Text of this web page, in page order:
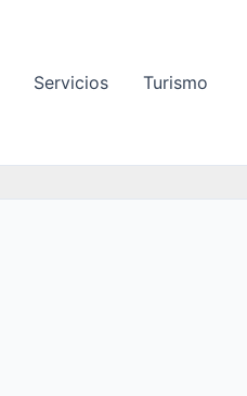
Servicios Turismo